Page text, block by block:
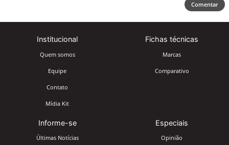
Comentar
Institucional
Quem somos
Equipe
Contato
Mídia Kit
Fichas técnicas
Marcas
Comparativo
Informe-se
Últimas Notícias
Especiais
Opinião